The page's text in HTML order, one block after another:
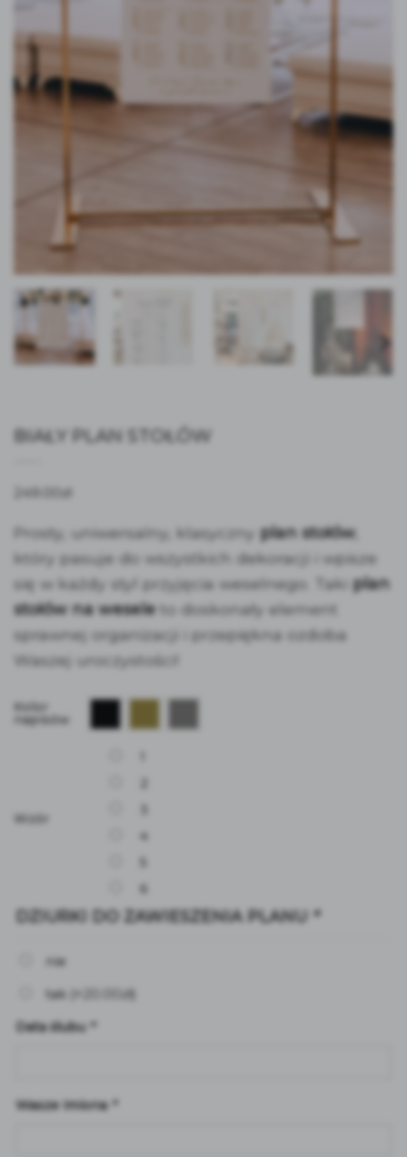
BIAŁY PLAN STOŁÓW
249.00 zł
Prosty, uniwersalny, klasyczny plan stołów,
który pasuje do wszystkich dekoracji i wpisze
się w każdy styl przyjęcia weselnego. Takiplan
stołów na weseleto doskonały element
sprawnej organizacji i przepiękna ozdoba
Waszej uroczystości!
Kolor
napisów
Wzór
4
6
DZIURKI DO ZAWIESZENIA PLANU *
nie
tak
zł
Data ślubu *
Wasze imiona *